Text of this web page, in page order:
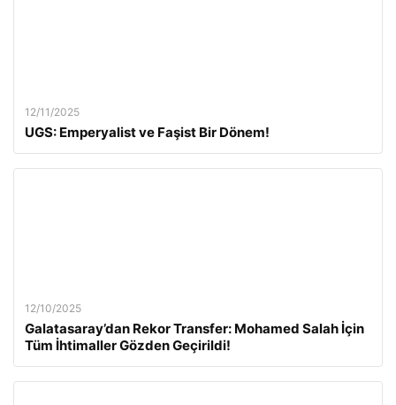
12/11/2025
UGS: Emperyalist ve Faşist Bir Dönem!
12/10/2025
Galatasaray’dan Rekor Transfer: Mohamed Salah İçin
Tüm İhtimaller Gözden Geçirildi!